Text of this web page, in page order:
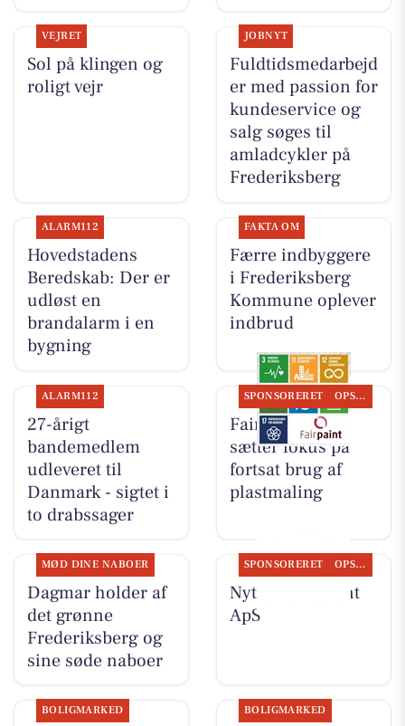
VEJRET
Sol på klingen og
roligt vejr
JOBNYT
Fuldtidsmedarbejd
er med passion for
kundeservice og
salg søges til
amladcykler på
Frederiksberg
ALARM112
Hovedstadens
Beredskab: Der er
udløst en
brandalarm i en
bygning
FAKTA OM
Færre indbyggere
i Frederiksberg
Kommune oplever
indbrud
ALARM112
27-årigt
bandemedlem
udleveret til
Danmark - sigtet i
to drabssager
SPONSORERET OPSLAGSTAVLEN
Fairpaint ApS
sætter fokus på
fortsat brug af
plastmaling
MØD DINE NABOER
Dagmar holder af
det grønne
Frederiksberg og
sine søde naboer
SPONSORERET OPSLAGSTAVLEN
Nyt fra Fairpaint
ApS
BOLIGMARKED BOLIGMARKED